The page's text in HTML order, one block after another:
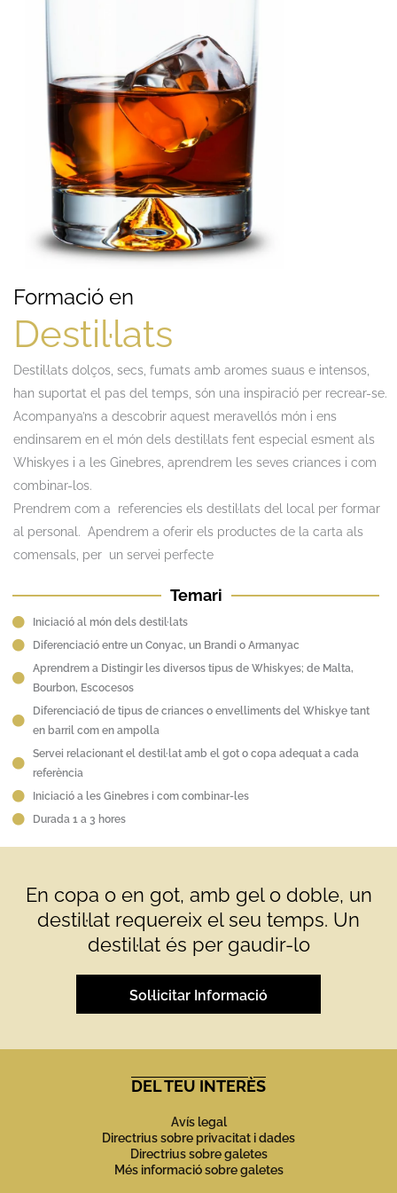
Formació en
Destil·lats
Destil·lats dolços, secs, fumats amb aromes suaus e intensos,
han suportat el pas del temps, són una inspiració per recrear-se.
Acompanya’ns a descobrir aquest meravellós món i ens
endinsarem en el món dels destil·lats fent especial esment als
Whiskyes i a les Ginebres, aprendrem les seves criances i com
combinar-los.
Prendrem com a referencies els destil·lats del local per formar
al personal. Apendrem a oferir els productes de la carta als
comensals, per un servei perfecte
Temari
Iniciació al món dels destil·lats
Diferenciació entre un Conyac, un Brandi o Armanyac
Aprendrem a Distingir les diversos tipus de Whiskyes; de Malta,
Bourbon, Escocesos
Diferenciació de tipus de criances o envelliments del Whiskye tant
en barril com en ampolla
Servei relacionant el destil·lat amb el got o copa adequat a cada
referència
Iniciació a les Ginebres i com combinar-les
Durada 1 a 3 hores
En copa o en got, amb gel o doble, un
destil·lat requereix el seu temps. Un
destil·lat és per gaudir-lo
Sol·licitar Informació
DEL TEU INTERÈS
Avís legal
Directrius sobre privacitat i dades
Directrius sobre galetes
Més informació sobre galetes